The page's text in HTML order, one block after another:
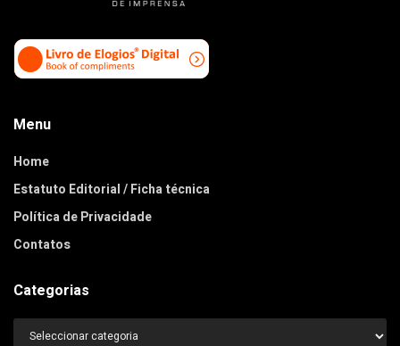
Menu
Home
Estatuto Editorial / Ficha técnica
Política de Privacidade
Contatos
Categorias
Categorias